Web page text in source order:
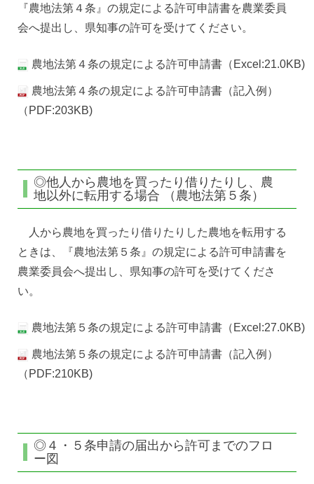
『農地法第４条』の規定による許可申請書を農業委員
会へ提出し、県知事の許可を受けてください。
農地法第４条の規定による許可申請書（Excel:21.0KB)
農地法第４条の規定による許可申請書（記入例）
（PDF:203KB)
◎他人から農地を買ったり借りたりし、農
地以外に転用する場合 （農地法第５条）
人から農地を買ったり借りたりした農地を転用する
ときは、『農地法第５条』の規定による許可申請書を
農業委員会へ提出し、県知事の許可を受けてくださ
い。
農地法第５条の規定による許可申請書（Excel:27.0KB)
農地法第５条の規定による許可申請書（記入例）
（PDF:210KB)
◎４・５条申請の届出から許可までのフロ
ー図